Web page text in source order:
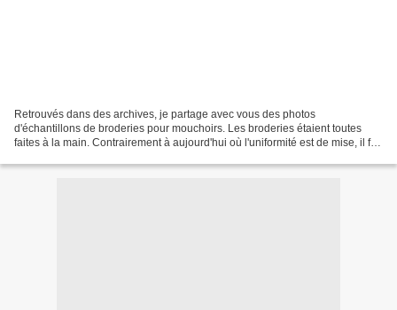
Retrouvés dans des archives, je partage avec vous des photos
d'échantillons de broderies pour mouchoirs. Les broderies étaient toutes
faites à la main. Contrairement à aujourd'hui où l'uniformité est de mise, il fut